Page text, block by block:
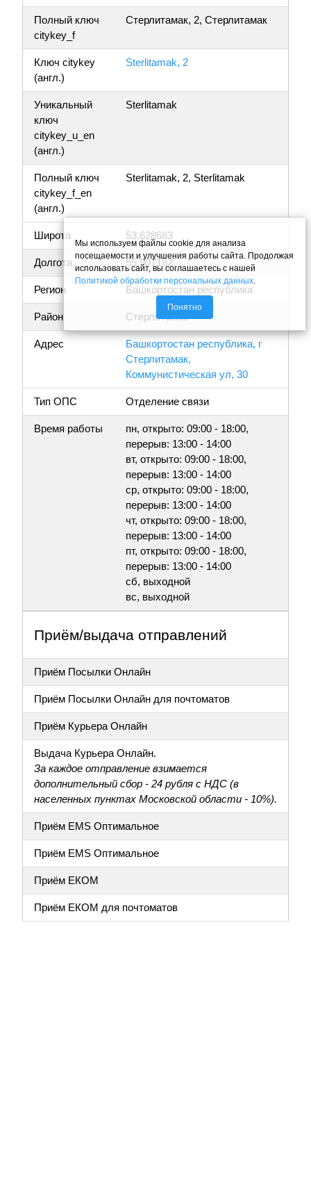
Полный ключ
citykey_f
Стерлитамак, 2, Стерлитамак
Ключ citykey
(англ.)
Sterlitamak, 2
Уникальный
ключ
citykey_u_en
(англ.)
Sterlitamak
Полный ключ
citykey_f_en
(англ.)
Sterlitamak, 2, Sterlitamak
Широта 53.628683
Долгота 55.907182
Регион Башкортостан республика
Район Стерлитамак
Адрес
Башкортостан республика, г
Стерлитамак,
Коммунистическая ул, 30
Тип ОПС Отделение связи
Время работы
пн, открыто: 09:00 - 18:00,
перерыв: 13:00 - 14:00
вт, открыто: 09:00 - 18:00,
перерыв: 13:00 - 14:00
ср, открыто: 09:00 - 18:00,
перерыв: 13:00 - 14:00
чт, открыто: 09:00 - 18:00,
перерыв: 13:00 - 14:00
пт, открыто: 09:00 - 18:00,
перерыв: 13:00 - 14:00
сб, выходной
вс, выходной
Приём/выдача отправлений
Приём Посылки Онлайн
Приём Посылки Онлайн для почтоматов
Приём Курьера Онлайн
Выдача Курьера Онлайн.
За каждое отправление взимается
дополнительный сбор - 24 рубля с НДС (в
населенных пунктах Московской области - 10%).
Приём EMS Оптимальное
Приём EMS Оптимальное
Приём ЕКОМ
Приём ЕКОМ для почтоматов
Мы используем файлы cookie для анализа
посещаемости и улучшения работы сайта. Продолжая
использовать сайт, вы соглашаетесь с нашей
Политикой обработки персональных данных.
Понятно